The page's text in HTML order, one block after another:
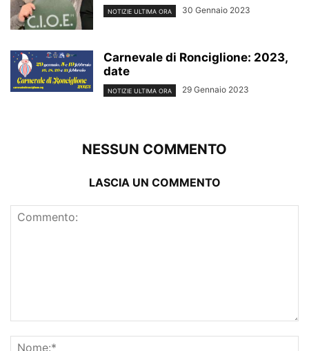
NOTIZIE ULTIMA ORA 30 Gennaio 2023
Carnevale di Ronciglione: 2023,
date
NOTIZIE ULTIMA ORA 29 Gennaio 2023
NESSUN COMMENTO
LASCIA UN COMMENTO